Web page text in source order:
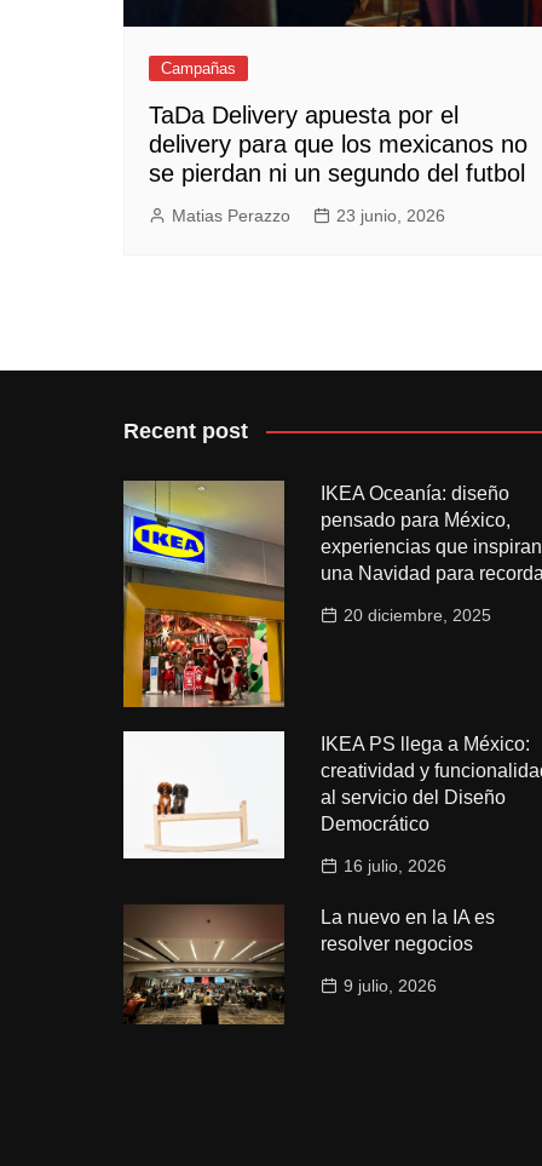
Campañas
TaDa Delivery apuesta por el
delivery para que los mexicanos no
se pierdan ni un segundo del futbol
Matias Perazzo 23 junio, 2026
Recent post
IKEA Oceanía: diseño
pensado para México,
experiencias que
una Navidad para
20 diciembre, 2025
IKEA PS llega a México:
creatividad y
al servicio del Diseño
Democrático
16 julio, 2026
La nuevo en la IA es
resolver negocios
9 julio, 2026